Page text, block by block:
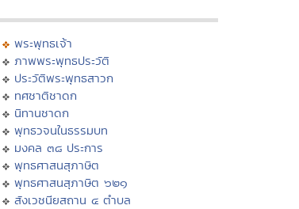
พระพุทธเจ้า
ภาพพระพุทธประวัติ
ประวัติพระพุทธสาวก
ทศชาติชาดก
นิทานชาดก
พุทธวจนในธรรมบท
มงคล ๓๘ ประการ
พุทธศาสนสุภาษิต
พุทธศาสนสุภาษิต ๖๒๑
สังเวชนียสถาน ๔ ตำบล